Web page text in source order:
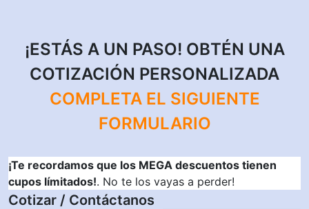
¡ESTÁS A UN PASO! OBTÉN UNA
COTIZACIÓN PERSONALIZADA
COMPLETA EL SIGUIENTE
FORMULARIO
¡Te recordamos que los MEGA descuentos tienen
cupos límitados!. No te los vayas a perder!
Cotizar / Contáctanos